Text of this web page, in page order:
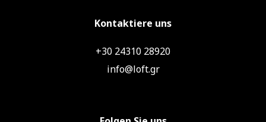
Kontaktiere uns
+30 24310 28920
info@loft.gr